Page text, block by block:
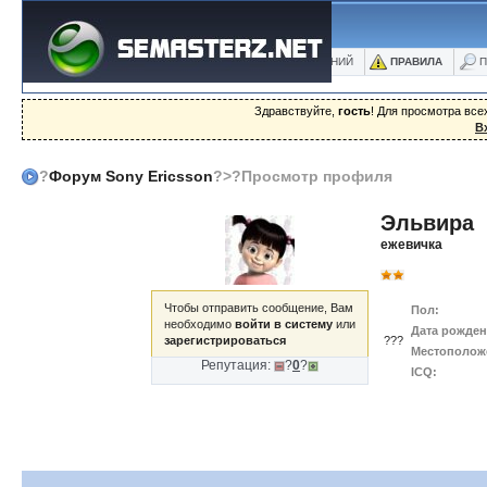
ФОРУМ БЛОГИ ФОТО БАЗА ЗНАНИЙ ПРАВИЛА
Здравствуйте, гость! Для просмотра
?Форум Sony Ericsson?>?Просмотр профиля
Чтобы отправить сообщение, Вам
необходимо войти в систему или
зарегистрироваться
Репутация: ?0?
Эльвира
ежевичка
???
Пол:
Дата
ICQ: